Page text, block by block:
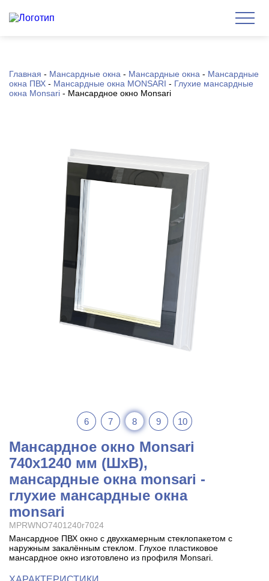
Главная - Мансардные окна - Мансардные окна - Мансардные
окна ПВХ - Мансардные окна MONSARI - Глухие мансардные
окна Monsari - Мансардное окно Monsari
6 7 8 9 10
Мансардное окно Monsari
740x1240 мм (ШхВ),
мансардные окна monsari -
глухие мансардные окна
monsari
MPRWNO7401240r7024
Мансардное ПВХ окно с двухкамерным стеклопакетом с
наружным закалённым стеклом. Глухое пластиковое
мансардное окно изготовлено из профиля Monsari.